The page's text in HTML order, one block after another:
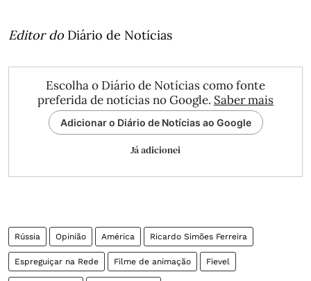
Editor do Diário de Notícias
Escolha o Diário de Notícias como fonte
preferida de notícias no Google. Saber mais
Adicionar o Diário de Notícias ao Google
Já adicionei
Rússia Opinião América Ricardo Simões Ferreira
Espreguiçar na Rede Filme de animação Fievel